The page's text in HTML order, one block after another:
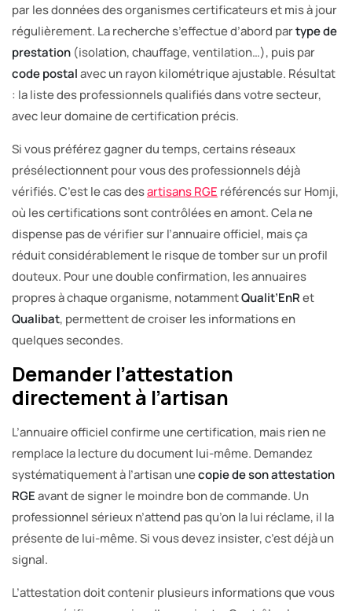
par les données des organismes certificateurs et mis à jour
régulièrement. La recherche s’effectue d’abord partype de
prestation (isolation, chauffage, ventilation…), puis par
code postalavec un rayon kilométrique ajustable. Résultat
: la liste des professionnels qualifiés dans votre secteur,
avec leur domaine de certification précis.
Si vous préférez gagner du temps, certains réseaux
présélectionnent pour vous des professionnels déjà
vérifiés. C’est le cas desartisans RGE référencés sur Homji,
où les certifications sont contrôlées en amont. Cela ne
dispense pas de vérifier sur l’annuaire officiel, mais ça
réduit considérablement le risque de tomber sur un profil
douteux. Pour une double confirmation, les annuaires
propres à chaque organisme, notammentQualit’EnRet
Qualibat, permettent de croiser les informations en
quelques secondes.
Demander l’attestation
directement à l’artisan
L’annuaire officiel confirme une certification, mais rien ne
remplace la lecture du document lui-même. Demandez
systématiquement à l’artisan unecopie de son attestation
RGEavant de signer le moindre bon de commande. Un
professionnel sérieux n’attend pas qu’on la lui réclame, il la
présente de lui-même. Si vous devez insister, c’est déjà un
signal.
L’attestation doit contenir plusieurs informations que vous